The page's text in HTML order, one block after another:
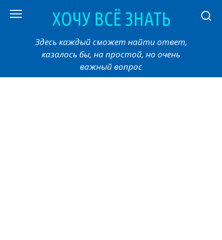
ХОЧУ ВСЁ ЗНАТЬ
Здесь каждый сможет найти ответ,
казалось бы, на простой, но очень
важный вопрос